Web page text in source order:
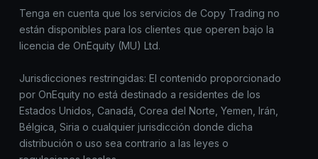
Tenga en cuenta que los servicios de Copy Trading no
están disponibles para los clientes que operen bajo la
licencia de OnEquity (MU) Ltd.
Jurisdicciones restringidas: El contenido proporcionado
por OnEquity no está destinado a residentes de los
Estados Unidos, Canadá, Corea del Norte, Yemen, Irán,
Bélgica, Siria o cualquier jurisdicción donde dicha
distribución o uso sea contrario a las leyes o